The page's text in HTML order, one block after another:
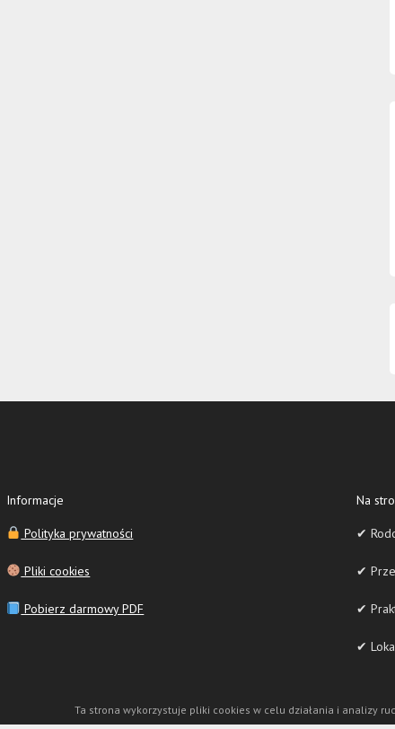
Informacje
Polityka prywatności
Pliki cookies
Pobierz darmowy PDF
Na
✔
✔
✔
✔
Ta strona wykorzystuje pliki cookies w celu działania i analizy